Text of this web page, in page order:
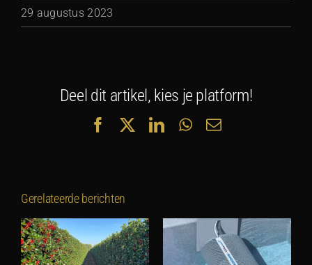
29 augustus 2023
Deel dit artikel, kies je platform!
FacebookLinkedInWhatsApp
E-
Gerelateerde berichten